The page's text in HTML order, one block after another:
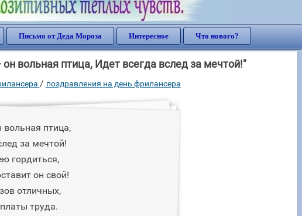
Письмо от Деда Мороза Интересное Что нового?
вольная птица, Идет всегда вслед за мечтой!"
/ поздравления на день фрилансера
птица,
за мечтой!
гордиться,
он свой!
отличных,
труда.